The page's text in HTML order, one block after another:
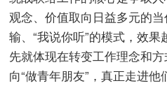
观念、价值取向日益多元的
输、“我说你听”的模式，效
先就体现在转变工作理念和
向“做青年朋友”，真正走进他